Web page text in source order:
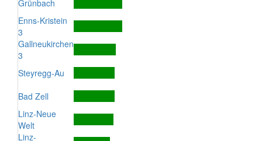
Grünbach
Enns-Kristein
3
Gallneukirchen
3
Steyregg-Au
Bad Zell
Linz-Neue
Welt
Linz-